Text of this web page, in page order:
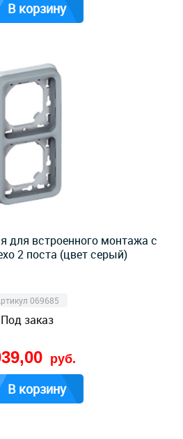
В корзину
для встроенного монтажа с
2 поста (цвет серый)
069685
Под заказ
руб.
В корзину